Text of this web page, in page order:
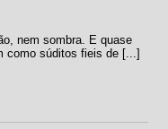
nem sombra. E quase
como súditos fieis de [...]